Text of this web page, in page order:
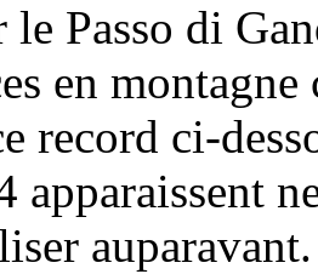
le Passo di
en
record ci-
apparaissent
auparavant.